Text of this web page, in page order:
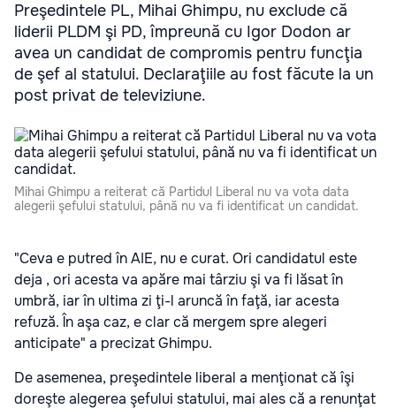
Preşedintele PL, Mihai Ghimpu, nu exclude că
liderii PLDM şi PD, împreună cu Igor Dodon ar
avea un candidat de compromis pentru funcţia
de şef al statului. Declaraţiile au fost făcute la un
post privat de televiziune.
Mihai Ghimpu a reiterat că Partidul Liberal nu va vota data
alegerii şefului statului, până nu va fi identificat un candidat.
"Ceva e putred în AIE, nu e curat. Ori candidatul este
deja , ori acesta va apăre mai târziu şi va fi lăsat în
umbră, iar în ultima zi ţi-l aruncă în faţă, iar acesta
refuză. În aşa caz, e clar că mergem spre alegeri
anticipate" a precizat Ghimpu.
De asemenea, preşedintele liberal a menţionat că îşi
doreşte alegerea şefului statului, mai ales că a renunţat